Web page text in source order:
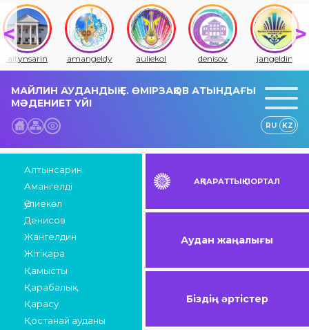
altynsarin amangeldy auliekol denisov jangeldin
МАЙЛИН АУДАНДЫҚ Е. ӨМІРЗАҚОВ АТЫНДАҒЫ
МӘДЕНИЕТ ҮЙІ
RU KZ
Алтынсарин
Амангелді
Әулиекөл
Денисов
Жангелдин
Жітіқара
Қамысты
Қарабалық
Қарасу
Қостанай ауданы
АҚПАРАТТЫҚ ПОРТАЛ
Аудан жаңалығы
Біздің әртістер